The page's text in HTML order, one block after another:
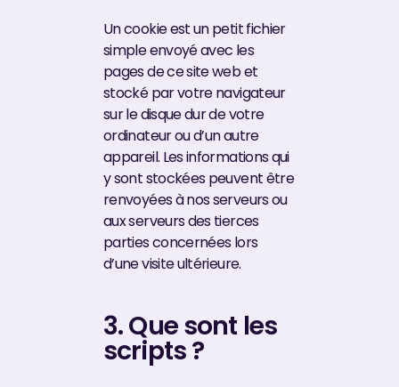
Un cookie est un petit fichier
simple envoyé avec les
pages de ce site web et
stocké par votre navigateur
sur le disque dur de votre
ordinateur ou d’un autre
appareil. Les informations qui
y sont stockées peuvent être
renvoyées à nos serveurs ou
aux serveurs des tierces
parties concernées lors
d’une visite ultérieure.
3. Que sont les
scripts ?